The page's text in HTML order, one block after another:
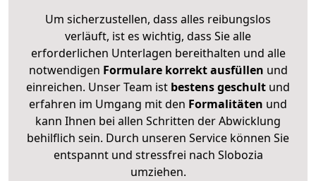
Um sicherzustellen, dass alles reibungslos
verläuft, ist es wichtig, dass Sie alle
erforderlichen Unterlagen bereithalten und alle
notwendigen Formulare korrekt ausfüllen und
einreichen. Unser Team ist bestens geschult und
erfahren im Umgang mit den Formalitäten und
kann Ihnen bei allen Schritten der Abwicklung
behilflich sein. Durch unseren Service können Sie
entspannt und stressfrei nach Slobozia
umziehen.